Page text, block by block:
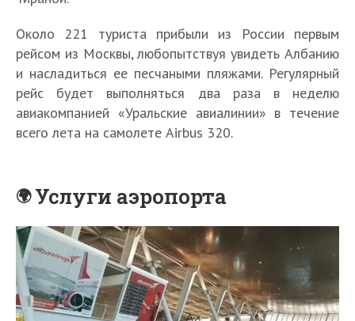
Около 221 туриста прибыли из России первым
рейсом из Москвы, любопытствуя увидеть Албанию
и насладиться ее песчаными пляжами. Регулярный
рейс будет выполняться два раза в неделю
авиакомпанией «Уральские авиалинии» в течение
всего лета на самолете Airbus 320.
Услуги аэропорта